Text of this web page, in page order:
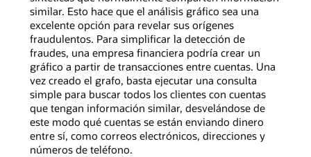
similar. Esto hace que el análisis gráfico sea una
excelente opción para revelar sus orígenes
fraudulentos. Para simplificar la detección de
fraudes, una empresa financiera podría crear un
gráfico a partir de transacciones entre cuentas. Una
vez creado el grafo, basta ejecutar una consulta
simple para buscar todos los clientes con cuentas
que tengan información similar, desvelándose de
este modo qué cuentas se están enviando dinero
entre sí, como correos electrónicos, direcciones y
números de teléfono.